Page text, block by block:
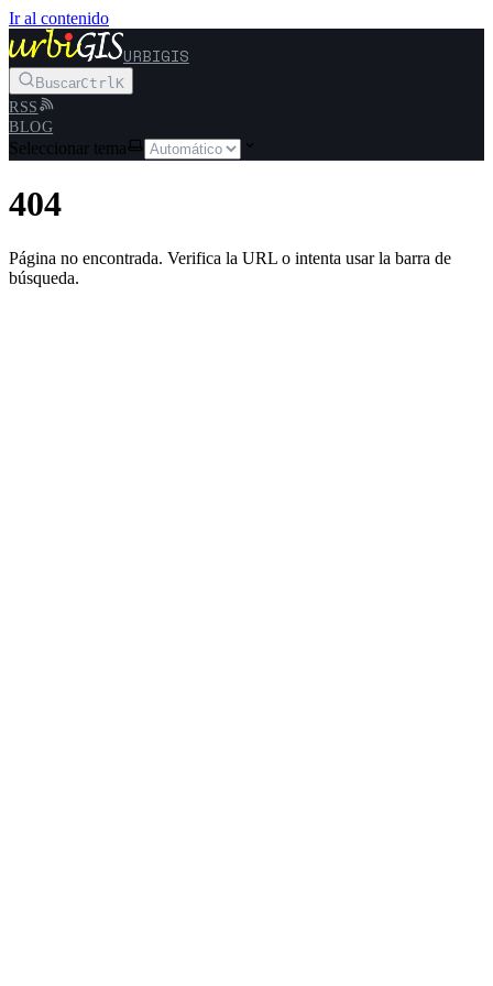
Ir al contenido
URBIGIS
BuscarCtrlK
RSS
BLOG
Seleccionar tema
404
Página no encontrada. Verifica la URL o intenta usar la barra de
búsqueda.